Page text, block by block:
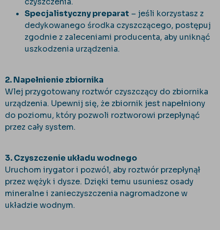
Specjalistyczny preparat – jeśli korzystasz z
dedykowanego środka czyszczącego, postępuj
zgodnie z zaleceniami producenta, aby uniknąć
uszkodzenia urządzenia.
2. Napełnienie zbiornika
Wlej przygotowany roztwór czyszczący do zbiornika
urządzenia. Upewnij się, że zbiornik jest napełniony
do poziomu, który pozwoli roztworowi przepłynąć
przez cały system.
3. Czyszczenie układu wodnego
Uruchom irygator i pozwól, aby roztwór przepłynął
przez wężyk i dysze. Dzięki temu usuniesz osady
mineralne i zanieczyszczenia nagromadzone w
układzie wodnym.